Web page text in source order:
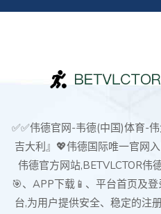
✅✅伟德官网-韦德(中国)体育-
吉大利』💖伟德国际唯一官网
伟德官方网站,BETVLCTOR伟
🎯、APP下载📱、平台首页及
台,为用户提供安全、稳定的注